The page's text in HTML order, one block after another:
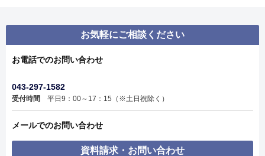
お気軽にご相談ください
お電話でのお問い合わせ
043-297-1582
受付時間 平日9：00～17：15（※土日祝除く）
メールでのお問い合わせ
資料請求・お問い合わせ